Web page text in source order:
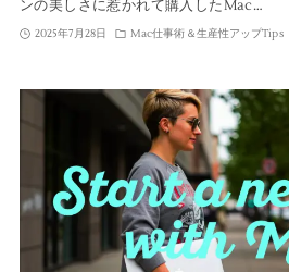
ンの美しさに惹かれて購入したMac…
2025年7月28日 Mac仕事術＆生産性アップTips